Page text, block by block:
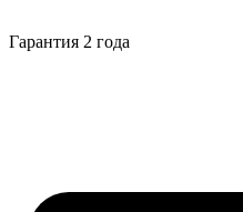
Гарантия 2 года